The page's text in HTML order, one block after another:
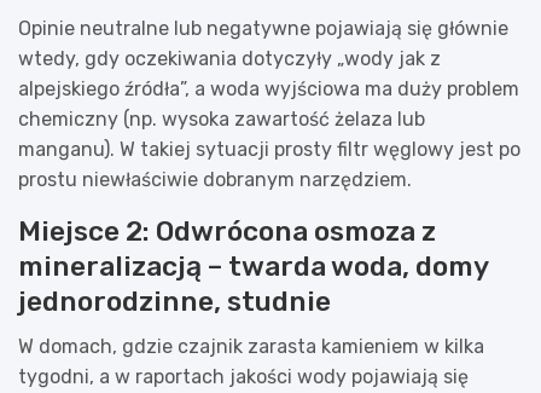
Opinie neutralne lub negatywne pojawiają się głównie
wtedy, gdy oczekiwania dotyczyły „wody jak z
alpejskiego źródła”, a woda wyjściowa ma duży problem
chemiczny (np. wysoka zawartość żelaza lub
manganu). W takiej sytuacji prosty filtr węglowy jest po
prostu niewłaściwie dobranym narzędziem.
Miejsce 2: Odwrócona osmoza z
mineralizacją – twarda woda, domy
jednorodzinne, studnie
W domach, gdzie czajnik zarasta kamieniem w kilka
tygodni, a w raportach jakości wody pojawiają się